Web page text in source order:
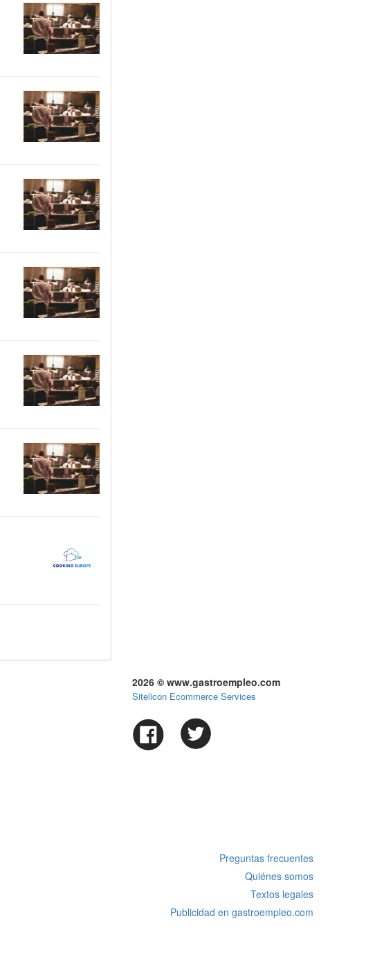
2026 © www.gastroempleo.com
Sitelicon Ecommerce Services
Preguntas frecuentes
Quiénes somos
Textos legales
Publicidad en gastroempleo.com